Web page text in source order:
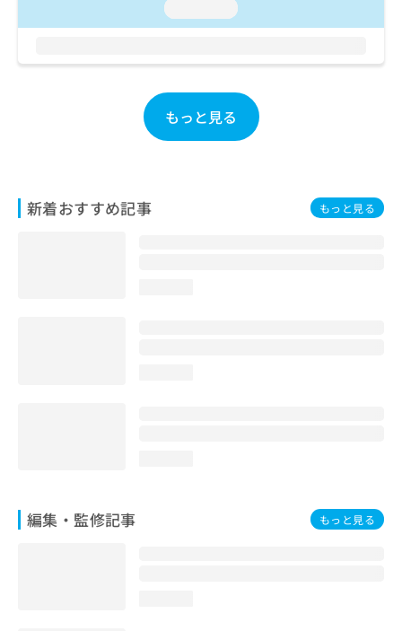
もっと見る
新着おすすめ記事 もっと見る
編集・監修記事 もっと見る
問
合